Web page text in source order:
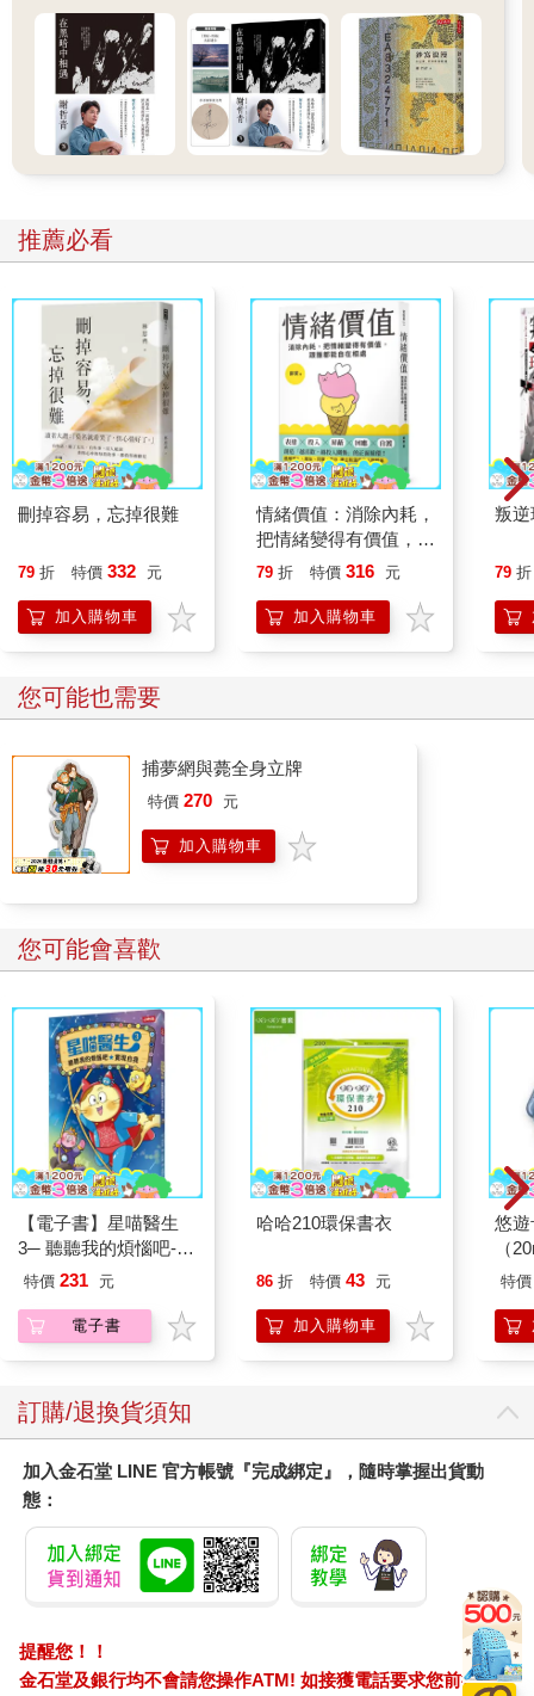
推薦必看
刪掉容易，忘掉很難
79 折 特價 332 元
加入購物車
情緒價值：消除內耗，
把情緒變得有價值，跟
誰都能自在相處
79 折 特價 316 元
加入購物車
叛逆
79 折
您可能也需要
捕夢網與薨全身立牌
特價 270 元
加入購物車
您可能會喜歡
【電子書】星喵醫生
3─ 聽聽我的煩惱吧-實
現自我
特價 231 元
電子書
哈哈210環保書衣
86 折 特價 43 元
加入購物車
悠
（
特價
訂購/退換貨須知
加入金石堂 LINE 官方帳號『完成綁定』，隨時掌握出貨動
態：
提醒您！！
金石堂及銀行均不會請您操作ATM! 如接獲電話要求您前往